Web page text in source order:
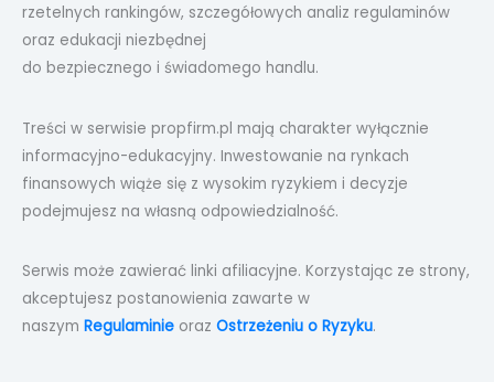
rzetelnych rankingów, szczegółowych analiz regulaminów
oraz edukacji niezbędnej
do bezpiecznego i świadomego handlu.
Treści w serwisie propfirm.pl mają charakter wyłącznie
informacyjno-edukacyjny. Inwestowanie na rynkach
finansowych wiąże się z wysokim ryzykiem i decyzje
podejmujesz na własną odpowiedzialność.
Serwis może zawierać linki afiliacyjne. Korzystając ze strony,
akceptujesz postanowienia zawarte w
naszym Regulaminie oraz Ostrzeżeniu o Ryzyku.